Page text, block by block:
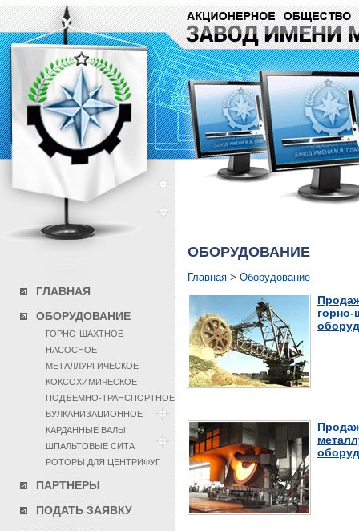
ГЛАВНАЯ
ОБОРУДОВАНИЕ
ГОРНО-ШАХТНОЕ
НАСОСНОЕ
МЕТАЛЛУРГИЧЕСКОЕ
КОКСОХИМИЧЕСКОЕ
ПОДЪЕМНО-ТРАНСПОРТНОЕ
ВУЛКАНИЗАЦИОННОЕ
КАРДАННЫЕ ВАЛЫ
ШПАЛЬТОВЫЕ СИТА
РОТОРЫ ДЛЯ ЦЕНТРИФУГ
ПАРТНЕРЫ
ПОДАТЬ ЗАЯВКУ
ОБОРУДОВАНИЕ
Главная > Оборудование
горно-